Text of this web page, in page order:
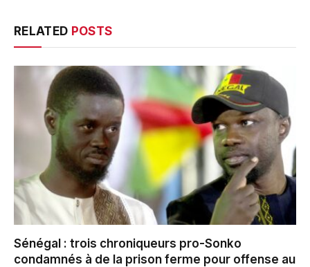
RELATED POSTS
Sénégal : trois chroniqueurs pro-Sonko
condamnés à de la prison ferme pour offense au